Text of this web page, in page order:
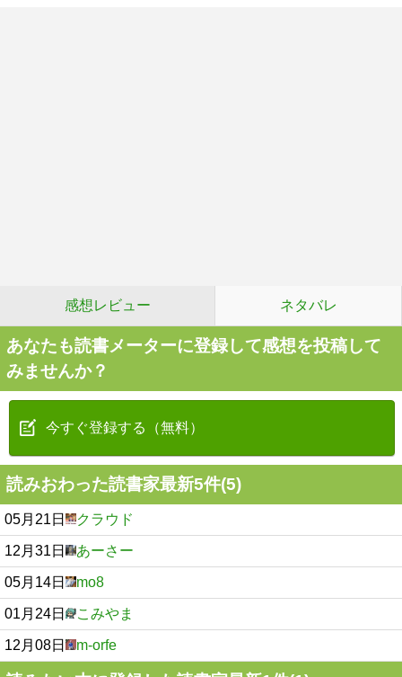
感想レビュー ネタバレ
あなたも読書メーターに登録して感想を投稿して
みませんか？
今すぐ登録する（無料）
読みおわった読書家最新5件(5)
05月21日 クラウド
12月31日 あーさー
05月14日 mo8
01月24日 こみやま
12月08日 m-orfe